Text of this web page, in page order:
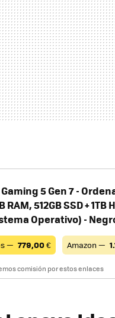
5 Gen 7 -
512GB SSD + 1TB
Operativo) -
— 779,00€ Amazon —
comisión por estos enlaces